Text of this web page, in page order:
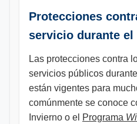
Protecciones
servicio durante
Las protecciones contra
servicios públicos
están vigentes para
comúnmente se conoce
Invierno o el Programa